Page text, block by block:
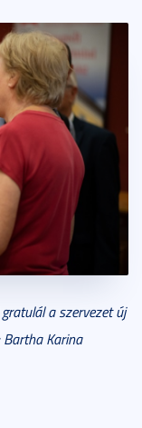
a szervezet új
Bartha Karina